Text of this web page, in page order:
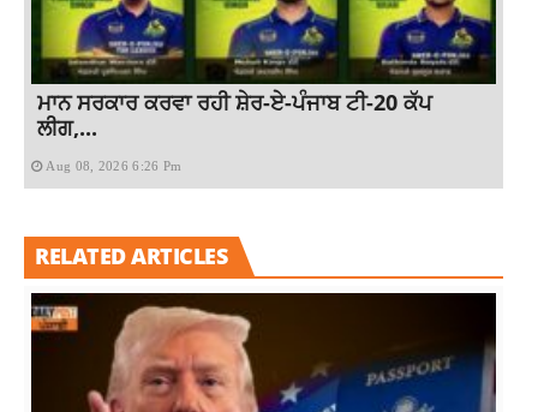
ਮਾਨ ਸਰਕਾਰ ਕਰਵਾ ਰਹੀ ਸ਼ੇਰ-ਏ-ਪੰਜਾਬ ਟੀ-20 ਕੱਪ
ਲੀਗ,...
Aug 08, 2026 6:26 Pm
RELATED ARTICLES